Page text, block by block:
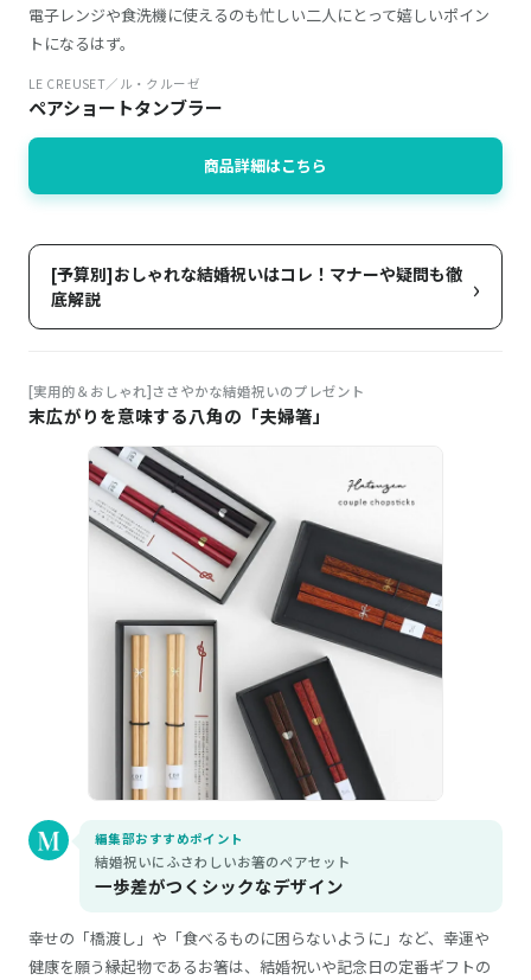
電子レンジや食洗機に使えるのも忙しい二人にとって嬉しいポイン
トになるはず。
LE CREUSET／ル・クルーゼ
ペアショートタンブラー
商品詳細はこちら
[予算別]おしゃれな結婚祝いはコレ！マナーや疑問も徹
底解説
›
[実用的＆おしゃれ]ささやかな結婚祝いのプレゼント
末広がりを意味する八角の「夫婦箸」
編集部おすすめポイント
結婚祝いにふさわしいお箸のペアセット
一歩差がつくシックなデザイン
幸せの「橋渡し」や「食べるものに困らないように」など、幸運や
健康を願う縁起物であるお箸は、結婚祝いや記念日の定番ギフトの